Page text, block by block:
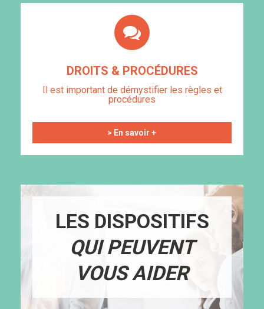
DROITS & PROCÉDURES
Il est important de démystifier les règles et
procédures
> En savoir +
LES DISPOSITIFS
QUI PEUVENT
VOUS AIDER